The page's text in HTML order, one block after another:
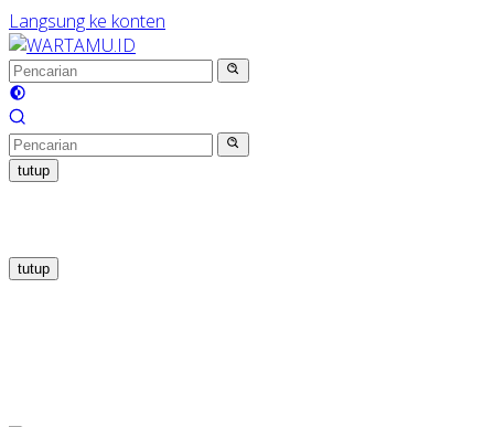
Langsung ke konten
tutup
tutup